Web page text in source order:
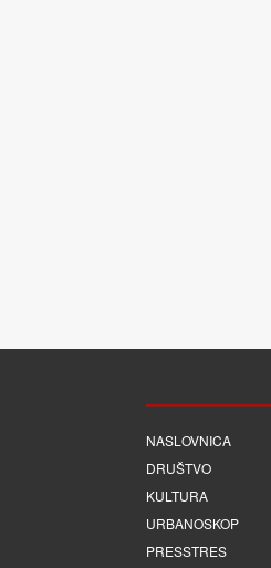
NASLOVNICA
DRUŠTVO
KULTURA
URBANOSKOP
PRESSTRES